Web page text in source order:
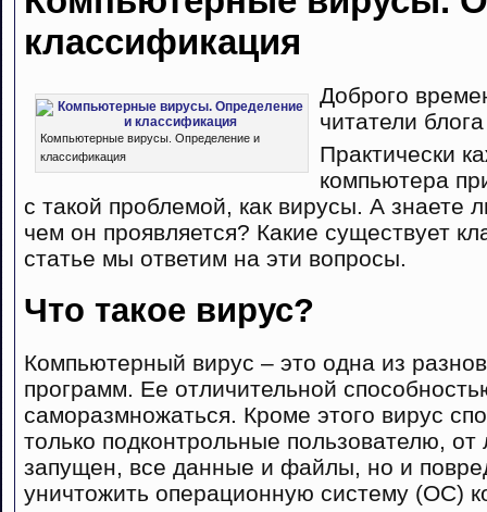
классификация
Компьютерные вирусы. Определение и
классификация
Доброго
читатели
Практически
компьютера
с такой проблемой, как вирусы. А знаете
чем он проявляется? Какие существует
статье мы ответим на эти вопросы.
Что такое вирус?
Компьютерный вирус – это одна из
программ. Ее отличительной
саморазмножаться. Кроме этого вирус
только подконтрольные пользователю,
запущен, все данные и файлы, но и
уничтожить операционную систему (ОС)